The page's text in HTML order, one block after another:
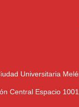
Universitaria
Central Espacio 1001